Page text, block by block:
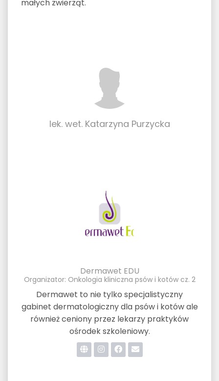
małych zwierząt.
lek. wet. Katarzyna Purzycka
Dermawet EDU
Organizator: Onkologia kliniczna psów i kotów cz. 2
Dermawet to nie tylko specjalistyczny
gabinet dermatologiczny dla psów i kotów ale
również ceniony przez lekarzy praktyków
ośrodek szkoleniowy.